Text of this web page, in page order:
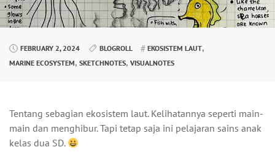
FEBRUARY 2, 2024 BLOGROLL EKOSISTEM LAUT,
MARINE ECOSYSTEM, SKETCHNOTES, VISUALNOTES
Tentang sebagian ekosistem laut. Kelihatannya seperti main-
main dan menghibur. Tapi tetap saja ini pelajaran sains anak
kelas dua SD.